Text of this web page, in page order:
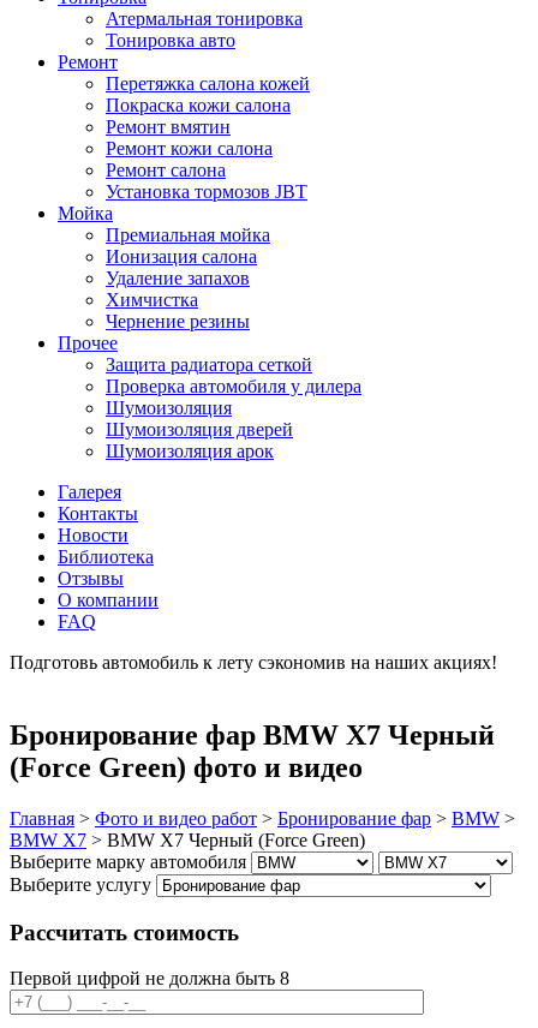
Атермальная тонировка
Тонировка авто
Ремонт
Перетяжка салона кожей
Покраска кожи салона
Ремонт вмятин
Ремонт кожи салона
Ремонт салона
Установка тормозов JBT
Мойка
Премиальная мойка
Ионизация салона
Удаление запахов
Химчистка
Чернение резины
Прочее
Защита радиатора сеткой
Проверка автомобиля у дилера
Шумоизоляция
Шумоизоляция дверей
Шумоизоляция арок
Галерея
Контакты
Новости
Библиотека
Отзывы
О компании
FAQ
Подготовь автомобиль к лету сэкономив на наших акциях!
Бронирование фар BMW X7 Черный
(Force Green) фото и видео
Главная > Фото и видео работ > Бронирование фар > BMW >
BMW X7 > BMW X7 Черный (Force Green)
Выберите марку автомобиля
Выберите услугу
Рассчитать стоимость
Первой цифрой не должна быть 8